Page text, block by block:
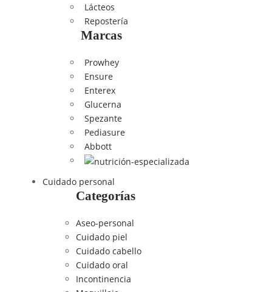
Lácteos
Repostería
Marcas
Prowhey
Ensure
Enterex
Glucerna
Spezante
Pediasure
Abbott
Cuidado personal
Categorías
Aseo-personal
Cuidado piel
Cuidado cabello
Cuidado oral
Incontinencia